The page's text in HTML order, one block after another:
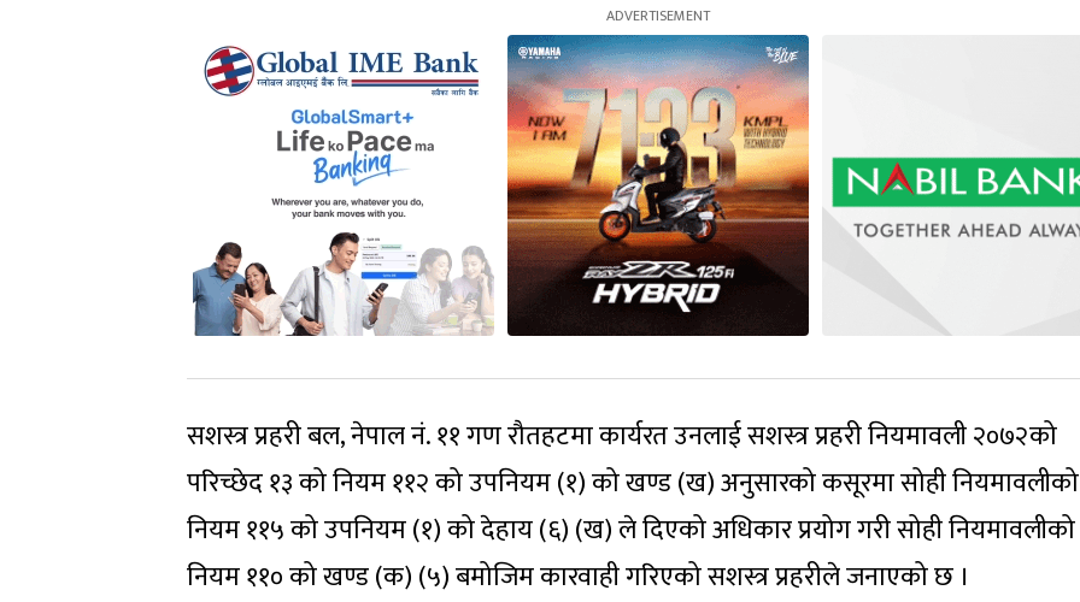
सशस्त्र प्रहरी बल, नेपाल नं. ११ गण रौतहटमा कार्यरत उनलाई सशस्त्र प्रहरी नियमावली २०७२को
परिच्छेद १३ को नियम ११२ को उपनियम (१) को खण्ड (ख) अनुसारको कसूरमा सोही नियमावलीको
नियम ११५ को उपनियम (१) को देहाय (६) (ख) ले दिएको अधिकार प्रयोग गरी सोही नियमावलीको
नियम ११० को खण्ड (क) (५) बमोजिम कारवाही गरिएको सशस्त्र प्रहरीले जनाएको छ ।